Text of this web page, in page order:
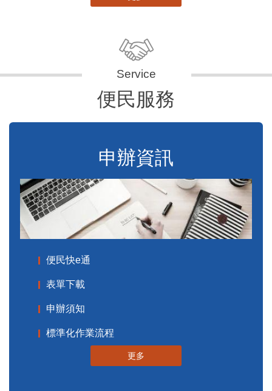
便民服務
申辦資訊
便民快e通
表單下載
申辦須知
標準化作業流程
更多